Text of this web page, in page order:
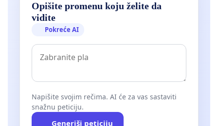
Opišite promenu koju želite da
vidite
Pokreće AI
Napišite svojim rečima. AI će za vas sastaviti
snažnu peticiju.
Generiši peticiju